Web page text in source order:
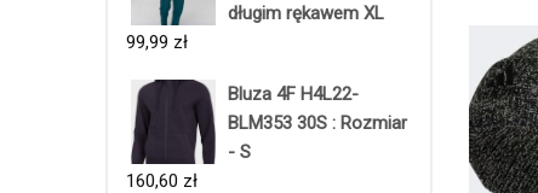
długim rękawem XL
99,99 zł
Bluza 4F H4L22-
BLM353 30S : Rozmiar
- S
160,60 zł